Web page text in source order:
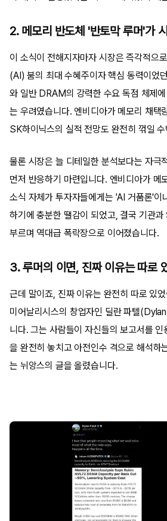
2. 메모리 반도체 '반토막 루머'가
이 소식이 전해지자마자 시장은 즉각적으
(AI) 붐의 최대 수혜주이자 핵심 동력이었
와 일반 DRAM의 강력한 수요 독점 체제
는 우려였습니다. 엔비디아가 메모리 채택
SK하이닉스의 실적 전망도 완전히 꺾일
물론 시장은 늘 디테일한 분석보다는 자극
먼저 반응하기 마련입니다. 엔비디아가 메
소식 자체가 투자자들에게는 'AI 거품론'이
하기에 충분한 땔감이 되었고, 결국 기관
부르며 역대급 폭락장으로 이어졌습니다.
3. 루머의 이면, 진짜 이유는 따로
근데 말이죠, 진짜 이유는 완전히 따로 있
미어날리시스의 창업자인 딜란 파텔
니다. 그는 사람들이 자신들의 보고서를
을 완전히 놓치고 아전인수 격으로 해석하
는 뉘앙스의 글을 올렸습니다.